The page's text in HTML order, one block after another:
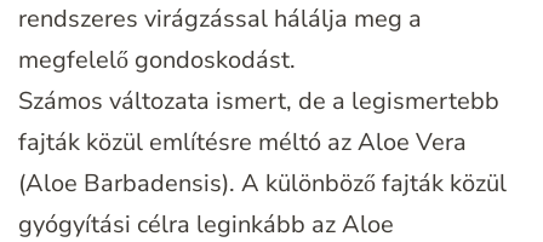
rendszeres virágzással hálálja meg a
megfelelő gondoskodást.
Számos változata ismert, de a legismertebb
fajták közül említésre méltó az Aloe Vera
(Aloe Barbadensis). A különböző fajták közül
gyógyítási célra leginkább az Aloe